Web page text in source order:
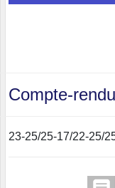
Compte-rendu
23-25/25-17/22-25/